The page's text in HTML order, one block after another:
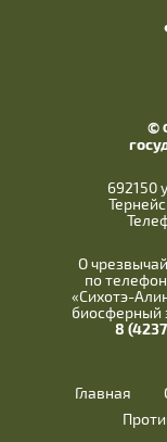
©
692150
О
по
«Сихотэ-
биосферный
8
Главная